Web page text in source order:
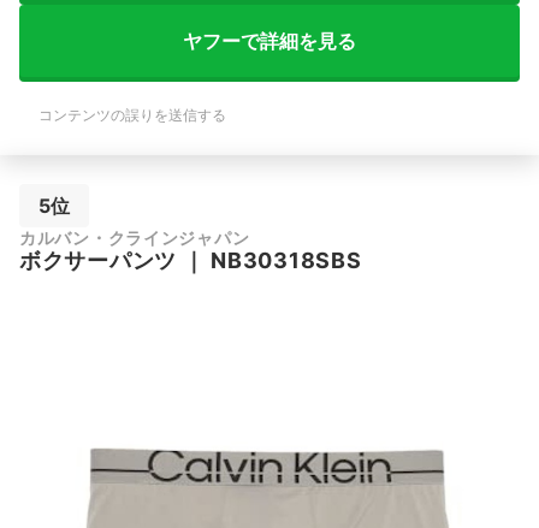
ヤフーで詳細を見る
コンテンツの誤りを送信する
5位
カルバン・クラインジャパン
ボクサーパンツ NB30318SBS